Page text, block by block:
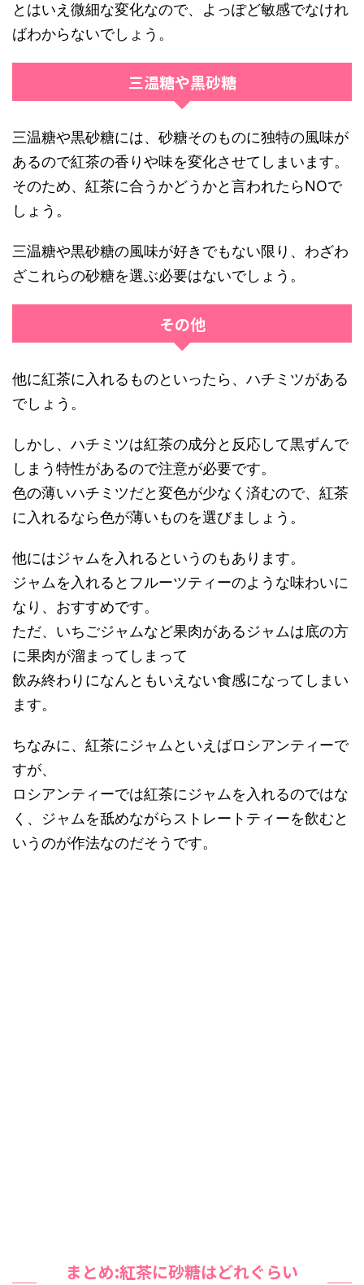
とはいえ微細な変化なので、よっぽど敏感でなけれ
ばわからないでしょう。
三温糖や黒砂糖
三温糖や黒砂糖には、砂糖そのものに独特の風味が
あるので紅茶の香りや味を変化させてしまいます。
そのため、紅茶に合うかどうかと言われたらNOで
しょう。
三温糖や黒砂糖の風味が好きでもない限り、わざわ
ざこれらの砂糖を選ぶ必要はないでしょう。
その他
他に紅茶に入れるものといったら、ハチミツがある
でしょう。
しかし、ハチミツは紅茶の成分と反応して黒ずんで
しまう特性があるので注意が必要です。
色の薄いハチミツだと変色が少なく済むので、紅茶
に入れるなら色が薄いものを選びましょう。
他にはジャムを入れるというのもあります。
ジャムを入れるとフルーツティーのような味わいに
なり、おすすめです。
ただ、いちごジャムなど果肉があるジャムは底の方
に果肉が溜まってしまって
飲み終わりになんともいえない食感になってしまい
ます。
ちなみに、紅茶にジャムといえばロシアンティーで
すが、
ロシアンティーでは紅茶にジャムを入れるのではな
く、ジャムを舐めながらストレートティーを飲むと
いうのが作法なのだそうです。
まとめ:紅茶に砂糖はどれぐらい